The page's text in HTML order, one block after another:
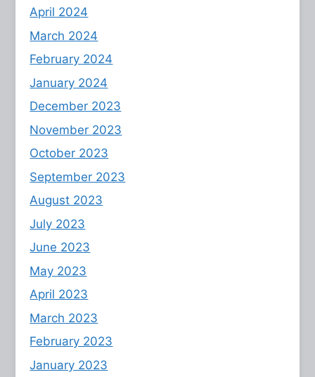
April 2024
March 2024
February 2024
January 2024
December 2023
November 2023
October 2023
September 2023
August 2023
July 2023
June 2023
May 2023
April 2023
March 2023
February 2023
January 2023